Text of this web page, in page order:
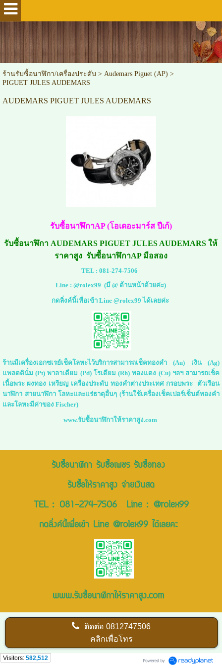
ร้านรับซื้อนาฬิกา/เครื่องประดับ > Audemars Piguet (AP) >
PIGUET JULES AUDEMARS
AUDEMARS PIGUET JULES AUDEMARS
รับซื้อนาฬิกาAP (โอเดอะมาร์ส ปีเก้)
รับซื้อนาฬิกา AUDEMARS PIGUET JULES AUDEMARSให้
ราคาสูง รับซื้อนาฬิกาAP มือสอง
TEL : 081-274-7506
Line :@rolex99 (มี @ ด้านหน้าด้วยค่ะ)
กดลิ่งค์นี้เพื่อเข้า Line @rolex99 ได้เลยค่ะ
ร้านมีเครื่องเอกซเรย์เช็คโลหะไว้บริการสามารถเช็คทองคำ (Au) เงิน (Ag)
แพลตตินั่ม (Pt) พาลาเดียม (Pd) โรเดียม (Rh) ทองแดง (Cu) ฯลฯ สามารถเช็ค
เนื้อพระ ผงทอง เหรียญ เครื่องประดับ ทองคำต่างประเทศ กรอบพระ ตัวเรือน
นาฬิกา สายนาฬิกา โลหะและแร่ธาตุอื่นๆ (ร้านใช้เครื่องเช็คเปอร์เซ็นต์ทองคำ
และโลหะมีค่าของ Fischer)
www.รับซื้อนาฬิกาให้ราคาสูง.com
รับซื้อนาฬิกา รับซื้อเพชร รับซื้อทอง
รับซื้อให้ราคาสูง จ่ายเงินสด
TEL : 081-274-7506Line : @rolex99
กดลิ่งค์นี้เพื่อเข้า Line @rolex99 ได้เลยคะ
www.รับซื้อนาฬิกาให้ราคาสูง.com
ติดต่อ0812747506
คลิกเพื่อโทร
Visitors: 582,512